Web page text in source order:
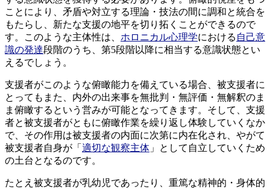
ことにより、矛盾や対立する理論・技法の間に調和と統合を
もたらし、新たな支援の地平を切り拓くことができるので
す。このような主体性は、 ホロニカル心理学における 自己意
識の発達段階のうち、第5段階以降に相当する意識状態とい
えるでしょう。
支援者がこのような俯瞰能力を備えている場合、被支援者に
とってもまた、内外の出来事を無批判・無評価・無解釈のま
ま俯瞰するという営みが可能となってきます。そして、支援
者と被支援者がともに俯瞰作業を繰り返し体験していくなか
で、その作用は被支援者の内面に次第に内在化され、やがて
被支援者自身が「 適切な観察主体 」として自立していくため
の土台となるのです。
たとえ被支援者が乳幼児であったり、重篤な精神的・身体的